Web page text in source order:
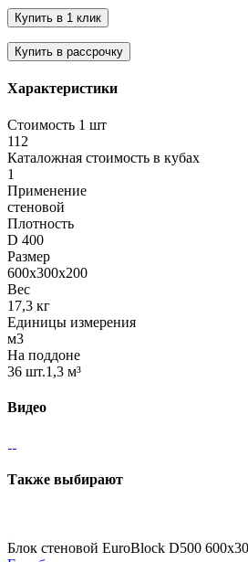
Характеристики
Стоимость 1 шт
112
Каталожная стоимость в кубах
1
Применение
стеновой
Плотность
D 400
Размер
600х300х200
Вес
17,3 кг
Единицы измерения
м3
На поддоне
36 шт.1,3 м³
Видео
Также выбирают
Блок стеновой EuroBlock D500